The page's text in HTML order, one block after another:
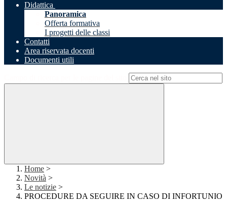
Didattica
Panoramica
Offerta formativa
I progetti delle classi
Contatti
Area riservata docenti
Documenti utili
Home >
Novità >
Le notizie >
PROCEDURE DA SEGUIRE IN CASO DI INFORTUNIO